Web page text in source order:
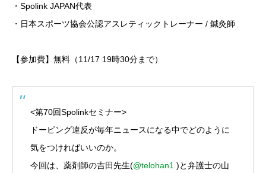
・Spolink JAPAN代表
・日本スポーツ協会公認アスレティックトレーナー / 鍼灸師
【参加費】無料（11/17 19時30分まで）
<第70回Spolinkセミナー>
ドーピング違反が毎年ニュースになる中でどのように
気をつければいいのか。
今回は、薬剤師の吉田先生(@telohan1 )と弁護士の山